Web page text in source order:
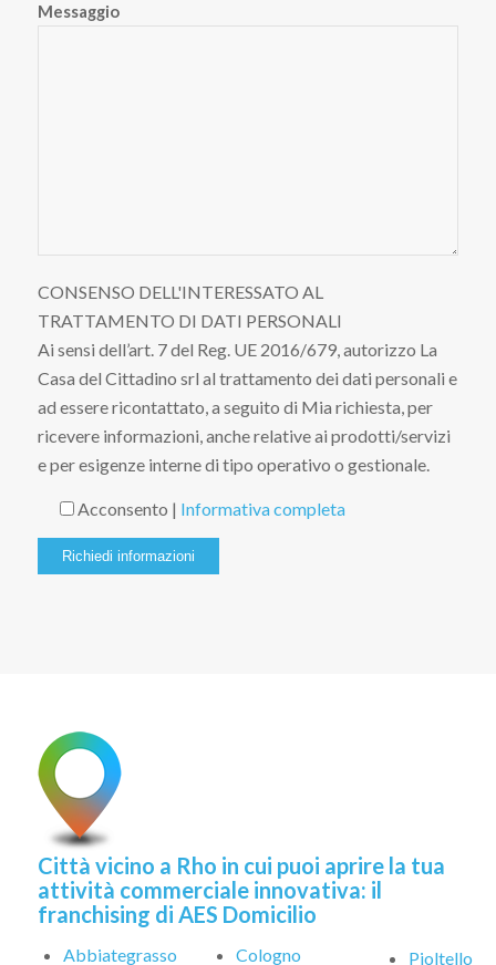
Messaggio
CONSENSO DELL'INTERESSATO AL
TRATTAMENTO DI DATI PERSONALI
Ai sensi dell’art. 7 del Reg. UE 2016/679, autorizzo La
Casa del Cittadino srl al trattamento dei dati personali e
ad essere ricontattato, a seguito di Mia richiesta, per
ricevere informazioni, anche relative ai prodotti/servizi
e per esigenze interne di tipo operativo o gestionale.
Acconsento | Informativa completa
Città vicino a Rho in cui puoi aprire la tua
attività commerciale innovativa: il
franchising di AES Domicilio
Abbiategrasso Cologno Pioltello